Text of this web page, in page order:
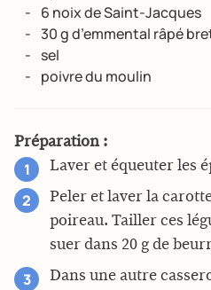
6 noix de Saint-Jacques
30 g d’emmental râpé
sel
poivre du moulin
Préparation :
Laver et équeuter les
Peler et laver la
poireau. Tailler ces
suer dans 20 g de
Dans une autre